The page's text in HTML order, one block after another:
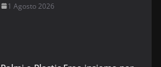
1 Agosto 2026